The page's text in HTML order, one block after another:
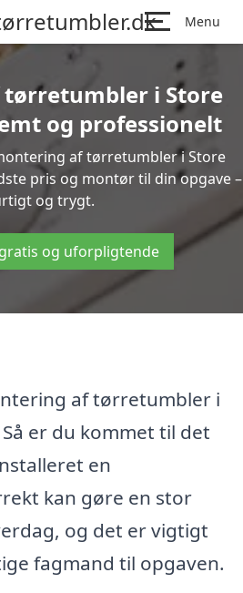
Menu
i Store
og professionelt
af tørretumbler i Store
pris og montør til din opgave –
og trygt.
og uforpligtende
af tørretumbler i
er du kommet til det
en
kan gøre en stor
og det er vigtigt
fagmand til opgaven.